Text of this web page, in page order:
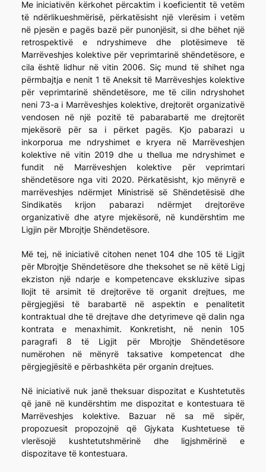
Me iniciativën kërkohet përcaktim i koeficientit të vetëm
të ndërlikueshmërisë, përkatësisht një vlerësim i vetëm
në pjesën e pagës bazë për punonjësit, si dhe bëhet një
retrospektivë e ndryshimeve dhe plotësimeve të
Marrëveshjes kolektive për veprimtarinë shëndetësore, e
cila është lidhur në vitin 2006. Siç mund të shihet nga
përmbajtja e nenit 1 të Aneksit të Marrëveshjes kolektive
për veprimtarinë shëndetësore, me të cilin ndryshohet
neni 73-a i Marrëveshjes kolektive, drejtorët organizativë
vendosen në një pozitë të pabarabartë me drejtorët
mjekësorë për sa i përket pagës. Kjo pabarazi u
inkorporua me ndryshimet e kryera në Marrëveshjen
kolektive në vitin 2019 dhe u thellua me ndryshimet e
fundit në Marrëveshjen kolektive për veprimtari
shëndetësore nga viti 2020. Përkatësisht, kjo mënyrë e
marrëveshjes ndërmjet Ministrisë së Shëndetësisë dhe
Sindikatës krijon pabarazi ndërmjet drejtorëve
organizativë dhe atyre mjekësorë, në kundërshtim me
Ligjin për Mbrojtje Shëndetësore.
Më tej, në iniciativë citohen nenet 104 dhe 105 të Ligjit
për Mbrojtje Shëndetësore dhe theksohet se në këtë Ligj
ekziston një ndarje e kompetencave ekskluzive sipas
llojit të arsimit të drejtorëve të organit drejtues, me
përgjegjësi të barabartë në aspektin e penalitetit
kontraktual dhe të drejtave dhe detyrimeve që dalin nga
kontrata e menaxhimit. Konkretisht, në nenin 105
paragrafi 8 të Ligjit për Mbrojtje Shëndetësore
numërohen në mënyrë taksative kompetencat dhe
përgjegjësitë e përbashkëta për organin drejtues.
Në iniciativë nuk janë theksuar dispozitat e Kushtetutës
që janë në kundërshtim me dispozitat e kontestuara të
Marrëveshjes kolektive. Bazuar në sa më sipër,
propozuesit propozojnë që Gjykata Kushtetuese të
vlerësojë kushtetutshmërinë dhe ligjshmërinë e
dispozitave të kontestuara.